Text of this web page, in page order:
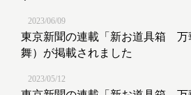
2023/06/09
東京新聞の連載「新お道具箱
舞）が掲載されました
2023/05/12